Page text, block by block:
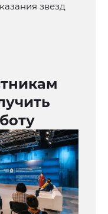
звезд